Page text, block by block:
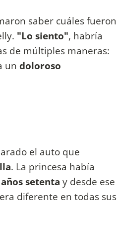
saber cuáles fueron
"Lo siento", habría
de múltiples maneras:
un doloroso
el auto que
. La princesa había
años setenta y desde ese
diferente en todas sus